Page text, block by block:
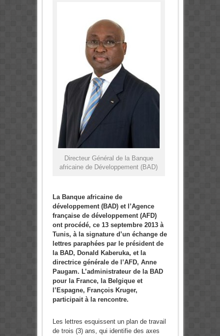
Directeur Général de la Banque
africaine de Développement (BAD)
La Banque africaine de
développement (BAD) et l’Agence
française de développement (AFD)
ont procédé, ce 13 septembre 2013 à
Tunis, à la signature d’un échange de
lettres paraphées par le président de
la BAD, Donald Kaberuka, et la
directrice générale de l’AFD, Anne
Paugam. L’administrateur de la BAD
pour la France, la Belgique et
l’Espagne, François Kruger,
participait à la rencontre.
Les lettres esquissent un plan de travail
de trois (3) ans, qui identifie des axes